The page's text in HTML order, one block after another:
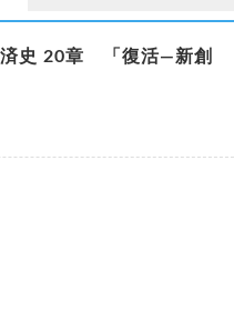
済史 20章 「復活―新創